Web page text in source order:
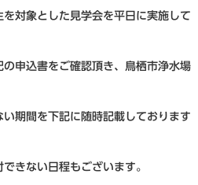
対象とした見学会を平日に実施して
申込書をご確認頂き、鳥栖市浄水場
期間を下記に随時記載しております
きない日程もございます。